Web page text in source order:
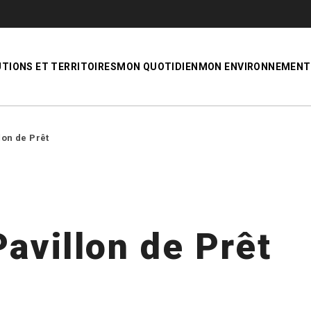
ET TERRITOIRES MON QUOTIDIEN MON ENVIRONNEMENT
de Prêt
de Prêt